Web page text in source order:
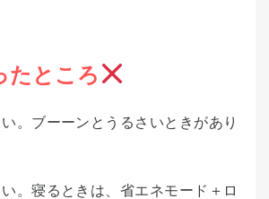
たところ
い。ブーーンとうるさいときがあり
い。寝るときは、省エネモード＋ロ